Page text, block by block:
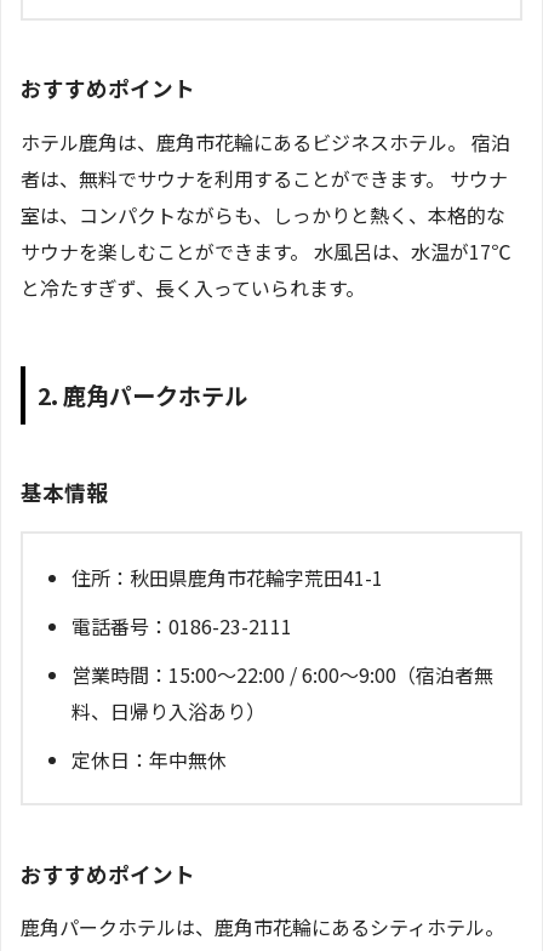
おすすめポイント
ホテル鹿角は、鹿角市花輪にあるビジネスホテル。 宿泊
者は、無料でサウナを利用することができます。 サウナ
室は、コンパクトながらも、しっかりと熱く、本格的な
サウナを楽しむことができます。 水風呂は、水温が17℃
と冷たすぎず、長く入っていられます。
2. 鹿角パークホテル
基本情報
住所：秋田県鹿角市花輪字荒田41-1
電話番号：0186-23-2111
営業時間：15:00～22:00 / 6:00～9:00（宿泊者無
料、日帰り入浴あり）
定休日：年中無休
おすすめポイント
鹿角パークホテルは、鹿角市花輪にあるシティホテル。